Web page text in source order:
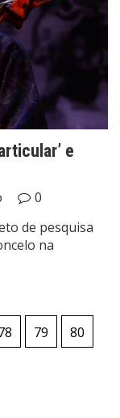
e
0
de pesquisa
na
79 80